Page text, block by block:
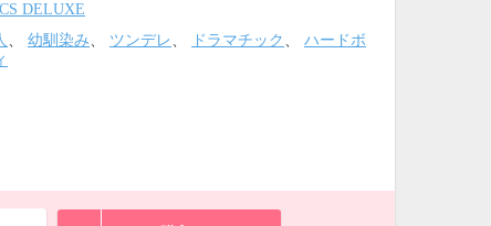
DELUXE
、 幼馴染み、 ツンデレ 、 ドラマチック 、 ハードボ